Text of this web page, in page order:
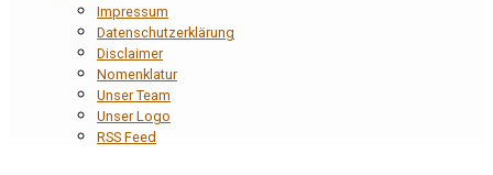
Impressum
Datenschutzerklärung
Disclaimer
Nomenklatur
Unser Team
Unser Logo
RSS Feed